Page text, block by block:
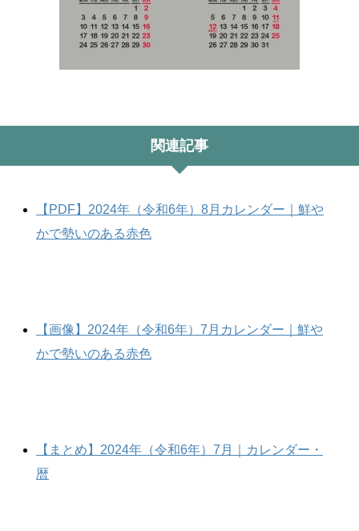
関連記事
【PDF】2024年（令和6年）8月カレンダー｜鮮や
かで勢いのある赤色
【画像】2024年（令和6年）7月カレンダー｜鮮や
かで勢いのある赤色
【まとめ】2024年（令和6年）7月｜カレンダー・
暦